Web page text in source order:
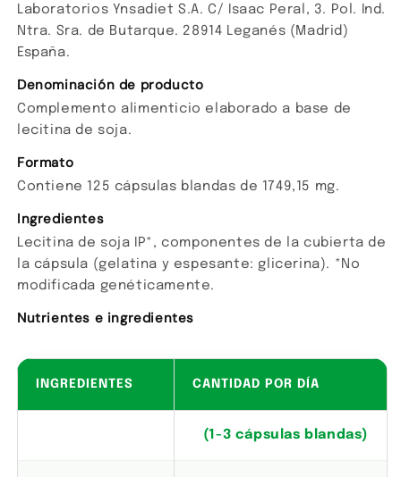
Laboratorios Ynsadiet S.A. C/ Isaac Peral, 3. Pol. Ind.
Ntra. Sra. de Butarque. 28914 Leganés (Madrid)
España.
Denominación de producto
Complemento alimenticio elaborado a base de
lecitina de soja.
Formato
Contiene 125 cápsulas blandas de 1749,15 mg.
Ingredientes
Lecitina de soja IP*, componentes de la cubierta de
la cápsula (gelatina y espesante: glicerina). *No
modificada genéticamente.
Nutrientes e ingredientes
INGREDIENTES CANTIDAD POR DÍA
(1-3 cápsulas blandas)